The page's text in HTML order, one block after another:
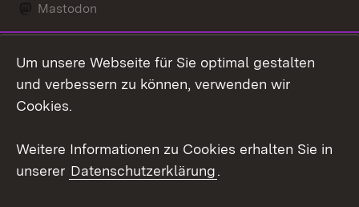
Mastodon
X / Twitter
Youtube
Kontakt
Datenschutz
Um unsere Webseite für Sie optimal gestalten
und verbessern zu können, verwenden wir
Cookies.
Weitere Informationen zu Cookies erhalten Sie in
unserer Datenschutzerklärung.